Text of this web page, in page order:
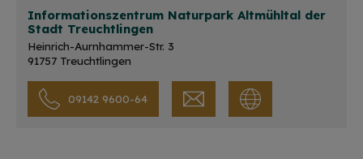
Informationszentrum Naturpark Altmühltal der
Stadt Treuchtlingen
Heinrich-Aurnhammer-Str. 3
91757 Treuchtlingen
09142 9600-64